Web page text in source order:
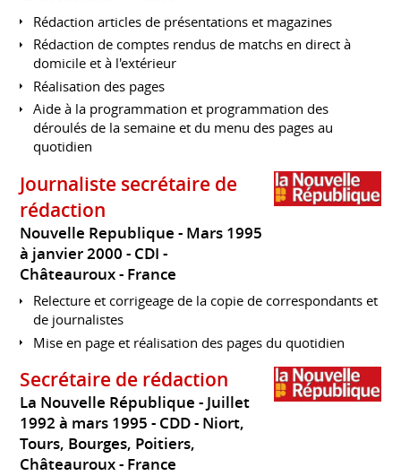
Rédaction articles de présentations et magazines
Rédaction de comptes rendus de matchs en direct à
domicile et à l'extérieur
Réalisation des pages
Aide à la programmation et programmation des
déroulés de la semaine et du menu des pages au
quotidien
Journaliste secrétaire de
rédaction
Nouvelle Republique
Mars 1995
à janvier 2000 CDI
Châteauroux
France
Relecture et corrigeage de la copie de correspondants et
de journalistes
Mise en page et réalisation des pages du quotidien
Secrétaire de rédaction
La Nouvelle République
Juillet
1992 à mars 1995 CDD
Niort,
Tours, Bourges, Poitiers,
Châteauroux
France